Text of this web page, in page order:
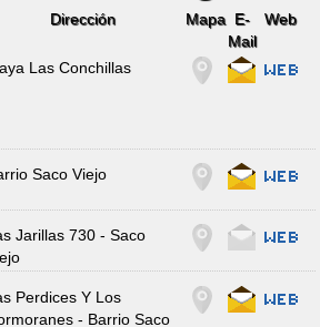
Dirección Mapa E-
Mail
Web
Las Conchillas
Saco Viejo
Jarillas 730 - Saco
Perdices Y Los
- Barrio Saco